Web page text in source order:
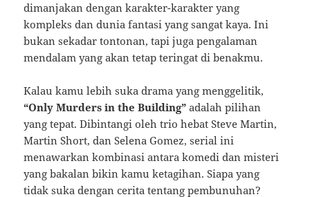
dimanjakan dengan karakter-karakter yang
kompleks dan dunia fantasi yang sangat kaya. Ini
bukan sekadar tontonan, tapi juga pengalaman
mendalam yang akan tetap teringat di benakmu.
Kalau kamu lebih suka drama yang menggelitik,
“Only Murders in the Building” adalah pilihan
yang tepat. Dibintangi oleh trio hebat Steve Martin,
Martin Short, dan Selena Gomez, serial ini
menawarkan kombinasi antara komedi dan misteri
yang bakalan bikin kamu ketagihan. Siapa yang
tidak suka dengan cerita tentang pembunuhan?